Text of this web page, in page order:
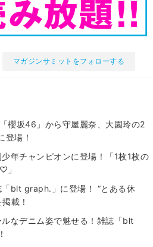
マガジンサミットをフォローする
櫻坂46」から守屋麗奈、大園玲の2
登場！
年チャンピオンに登場！「1枚1枚の
」
blt graph.」に登場！ “とある休
載！
なデニム姿で魅せる！雑誌「blt